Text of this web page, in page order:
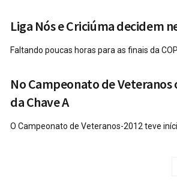
Liga Nós e Criciúma decidem
Faltando poucas horas para as finais da
No Campeonato de Veteranos
da Chave A
O Campeonato de Veteranos-2012 teve